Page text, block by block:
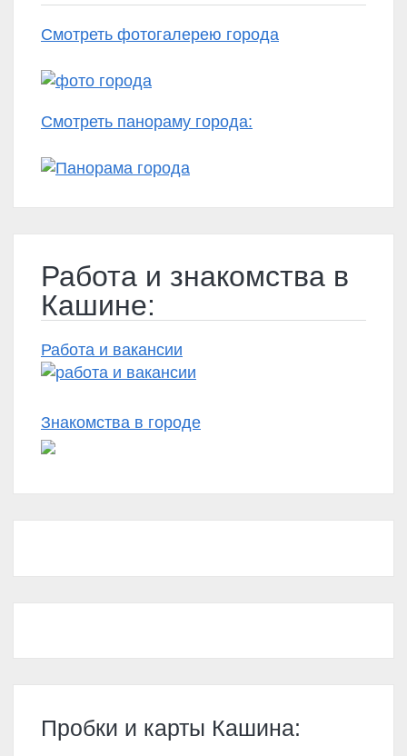
Смотреть фотогалерею города
Смотреть панораму города:
Работа и знакомства в
Кашине:
Работа и вакансии
Знакомства в городе
Пробки и карты Кашина: